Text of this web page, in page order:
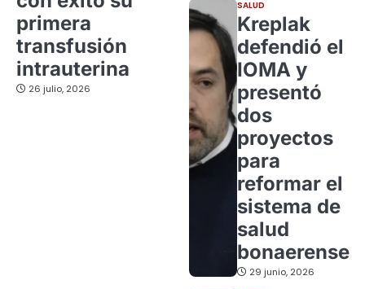
primera
transfusión
intrauterina
26 julio, 2026
SALUD
Kreplak
defendió el
IOMA y
presentó
dos
proyectos
para
reformar el
sistema de
salud
bonaerense
29 junio, 2026